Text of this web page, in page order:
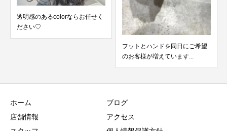
透明感のあるcolorならお任せく
ださい♡
フットとハンドを同日にご希望
のお客様が増えています...
ホーム
店舗情報
ブログ
アクセス